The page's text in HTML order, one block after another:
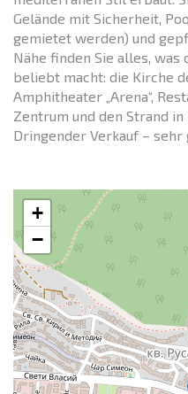
Gelände mit Sicherheit,
gemietet werden) und
Nähe finden Sie alles, was
beliebt macht: die Kirche
Amphitheater „Arena“,
Zentrum und den Strand
Dringender Verkauf – sehr
+
−